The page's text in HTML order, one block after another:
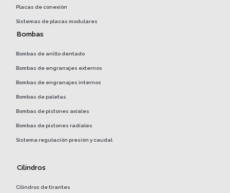
Placas de conexión
Sistemas de placas modulares
Bombas
Bombas de anillo dentado
Bombas de engranajes externos
Bombas de engranajes internos
Bombas de paletas
Bombas de pistones axiales
Bombas de pistones radiales
Sistema regulación presión y caudal
Cilindros
Cilindros de tirantes